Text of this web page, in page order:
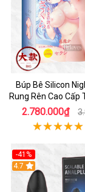
Búp Bê Silicon
Rung Rên Cao
2.780.000₫
-41%
Hot
4.7